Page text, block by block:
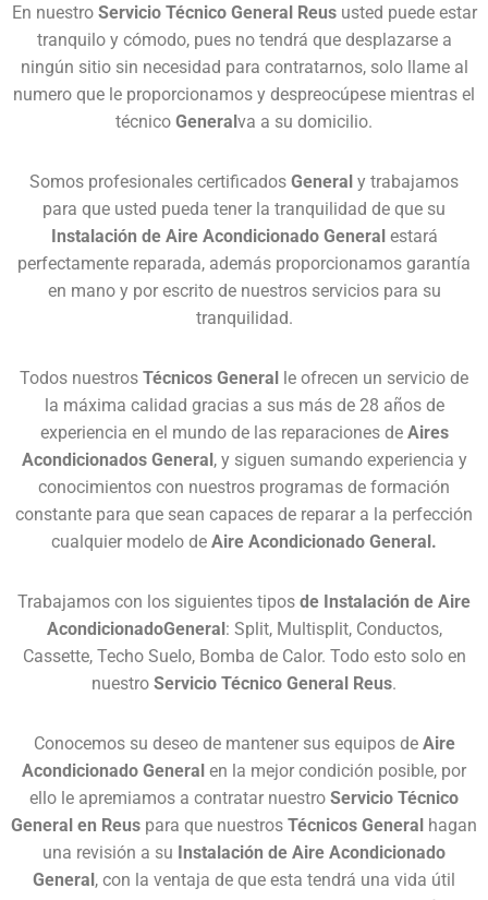
En nuestro Servicio Técnico General Reususted puede estar
tranquilo y cómodo, pues no tendrá que desplazarse a
ningún sitio sin necesidad para contratarnos, solo llame al
numero que le proporcionamos y despreocúpese mientras el
técnico Generalva a su domicilio.
Somos profesionales certificados General y trabajamos
para que usted pueda tener la tranquilidad de que su
Instalación de Aire Acondicionado Generalestará
perfectamente reparada, además proporcionamos garantía
en mano y por escrito de nuestros servicios para su
tranquilidad.
Todos nuestros Técnicos General le ofrecen un servicio de
la máxima calidad gracias a sus más de 28 años de
experiencia en el mundo de las reparaciones de Aires
Acondicionados General, y siguen sumando experiencia y
conocimientos con nuestros programas de formación
constante para que sean capaces de reparar a la perfección
cualquier modelo de Aire Acondicionado General.
Trabajamos con los siguientes tipos de Instalación de Aire
AcondicionadoGeneral: Split, Multisplit, Conductos,
Cassette, Techo Suelo, Bomba de Calor. Todo esto solo en
nuestro Servicio Técnico General Reus.
Conocemos su deseo de mantener sus equipos de Aire
Acondicionado General en la mejor condición posible, por
ello le apremiamos a contratar nuestro Servicio Técnico
General en Reus para que nuestros Técnicos General hagan
una revisión a su Instalación de Aire Acondicionado
General, con la ventaja de que esta tendrá una vida útil